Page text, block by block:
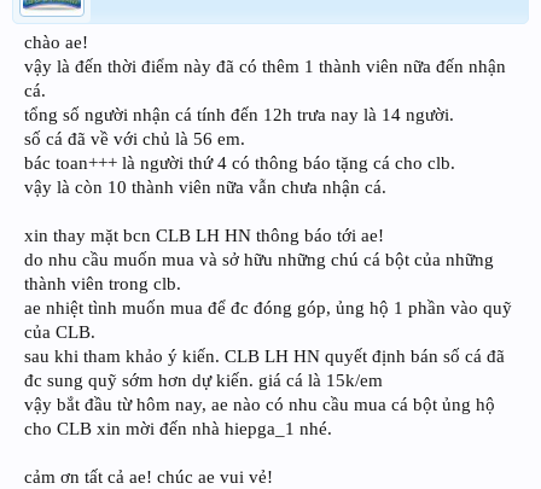
chào ae!
vậy là đến thời điểm này đã có thêm 1 thành viên nữa đến nhận
cá.
tổng số người nhận cá tính đến 12h trưa nay là 14 người.
số cá đã về với chủ là 56 em.
bác toan+++ là người thứ 4 có thông báo tặng cá cho clb.
vậy là còn 10 thành viên nữa vẫn chưa nhận cá.
xin thay mặt bcn CLB LH HN thông báo tới ae!
do nhu cầu muốn mua và sở hữu những chú cá bột của những
thành viên trong clb.
ae nhiệt tình muốn mua để đc đóng góp, ủng hộ 1 phần vào quỹ
của CLB.
sau khi tham khảo ý kiến. CLB LH HN quyết định bán số cá đã
đc sung quỹ sớm hơn dự kiến. giá cá là 15k/em
vậy bắt đầu từ hôm nay, ae nào có nhu cầu mua cá bột ủng hộ
cho CLB xin mời đến nhà hiepga_1 nhé.
cảm ơn tất cả ae! chúc ae vui vẻ!